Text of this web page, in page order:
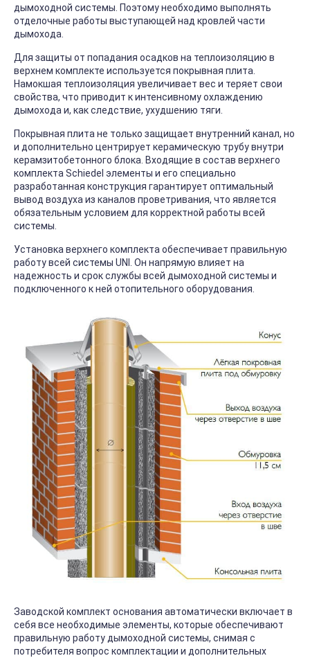
дымоходной системы. Поэтому необходимо выполнять
отделочные работы выступающей над кровлей части
дымохода.
Для защиты от попадания осадков на теплоизоляцию в
верхнем комплекте используется покрывная плита.
Намокшая теплоизоляция увеличивает вес и теряет свои
свойства, что приводит к интенсивному охлаждению
дымохода и, как следствие, ухудшению тяги.
Покрывная плита не только защищает внутренний канал, но
и дополнительно центрирует керамическую трубу внутри
керамзитобетонного блока. Входящие в состав верхнего
комплекта Schiedel элементы и его специально
разработанная конструкция гарантирует оптимальный
вывод воздуха из каналов проветривания, что является
обязательным условием для корректной работы всей
системы.
Установка верхнего комплекта обеспечивает правильную
работу всей системы UNI. Он напрямую влияет на
надежность и срок службы всей дымоходной системы и
подключенного к ней отопительного оборудования.
Заводской комплект основания автоматически включает в
себя все необходимые элементы, которые обеспечивают
правильную работу дымоходной системы, снимая с
потребителя вопрос комплектации и дополнительных